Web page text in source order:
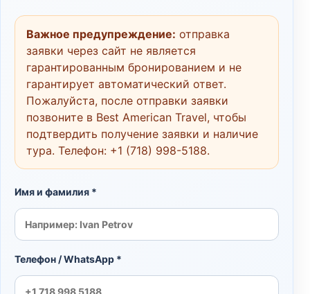
Важное предупреждение: отправка
заявки через сайт не является
гарантированным бронированием и не
гарантирует автоматический ответ.
Пожалуйста, после отправки заявки
позвоните в Best American Travel, чтобы
подтвердить получение заявки и наличие
тура. Телефон: +1 (718) 998-5188.
Имя и фамилия *
Телефон / WhatsApp *